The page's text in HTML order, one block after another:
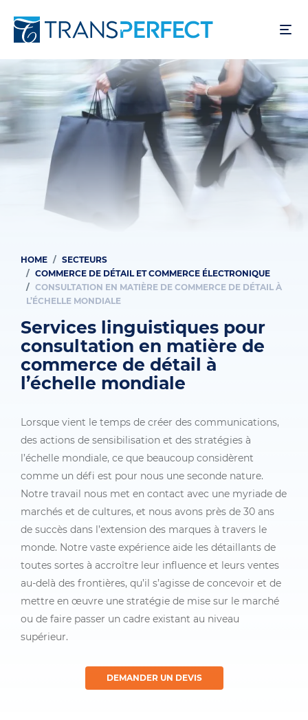
to
content
Breadcrumb
HOME
SECTEURS
COMMERCE DE DÉTAIL ET COMMERCE ÉLECTRONIQUE
CONSULTATION EN MATIÈRE DE COMMERCE DE DÉTAIL À
L’ÉCHELLE MONDIALE
Services linguistiques pour
consultation en matière de
commerce de détail à
l’échelle mondiale
Lorsque vient le temps de créer des communications,
des actions de sensibilisation et des stratégies à
l’échelle mondiale, ce que beaucoup considèrent
comme un défi est pour nous une seconde nature.
Notre travail nous met en contact avec une myriade de
marchés et de cultures, et nous avons près de 30 ans
de succès dans l’extension des marques à travers le
monde. Notre vaste expérience aide les détaillants de
toutes sortes à accroître leur influence et leurs ventes
au-delà des frontières, qu’il s’agisse de concevoir et de
mettre en œuvre une stratégie de mise sur le marché
ou de faire passer un cadre existant au niveau
supérieur.
DEMANDER UN DEVIS